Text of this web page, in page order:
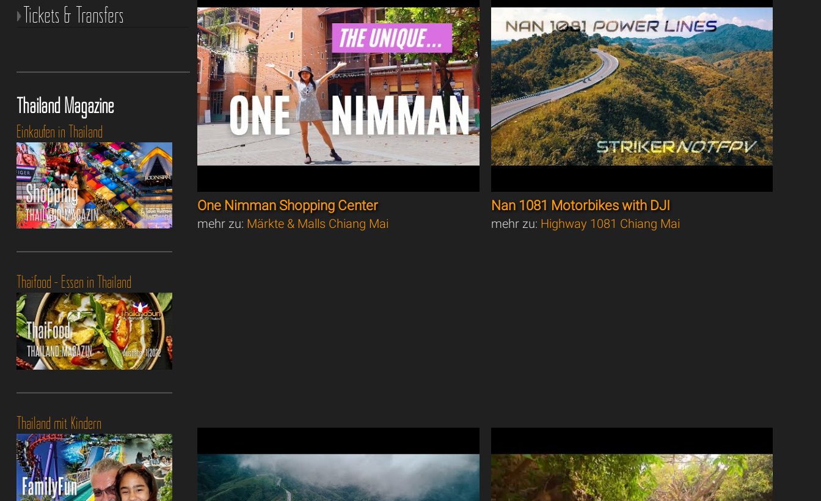
One Nimman Shopping Center
mehr zu: Märkte & Malls Chiang Mai
Nan 1081 Motorbikes with DJI
mehr zu: Highway 1081 Chiang Mai
Tickets & Transfers
Thailand Magazine
Einkaufen in Thailand
Thaifood - Essen in Thailand
Thailand mit Kindern